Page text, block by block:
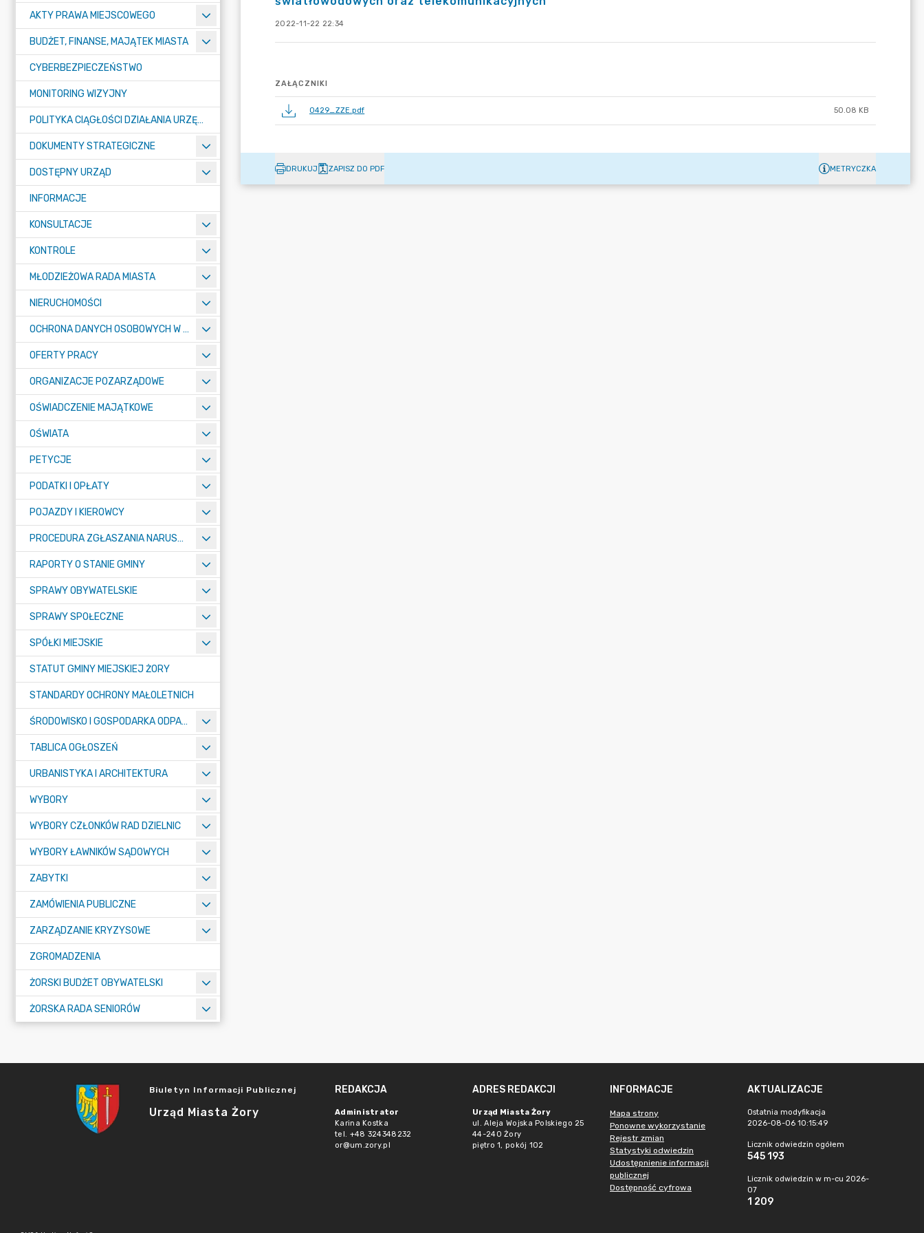
AKTY PRAWA MIEJSCOWEGO
BUDŻET, FINANSE, MAJĄTEK MIASTA
CYBERBEZPIECZEŃSTWO
MONITORING WIZYJNY
POLITYKA CIĄGŁOŚCI DZIAŁANIA URZĘDU MIASTA ŻORY
DOKUMENTY STRATEGICZNE
DOSTĘPNY URZĄD
INFORMACJE
KONSULTACJE
KONTROLE
MŁODZIEŻOWA RADA MIASTA
NIERUCHOMOŚCI
OCHRONA DANYCH OSOBOWYCH W URZĘDZIE MIASTA ŻORY - RODO
OFERTY PRACY
ORGANIZACJE POZARZĄDOWE
OŚWIADCZENIE MAJĄTKOWE
OŚWIATA
PETYCJE
PODATKI I OPŁATY
POJAZDY I KIEROWCY
PROCEDURA ZGŁASZANIA NARUSZEŃ PRAWA
RAPORTY O STANIE GMINY
SPRAWY OBYWATELSKIE
SPRAWY SPOŁECZNE
SPÓŁKI MIEJSKIE
STATUT GMINY MIEJSKIEJ ŻORY
STANDARDY OCHRONY MAŁOLETNICH
ŚRODOWISKO I GOSPODARKA ODPADAMI
TABLICA OGŁOSZEŃ
URBANISTYKA I ARCHITEKTURA
WYBORY
WYBORY CZŁONKÓW RAD DZIELNIC
WYBORY ŁAWNIKÓW SĄDOWYCH
ZABYTKI
ZAMÓWIENIA PUBLICZNE
ZARZĄDZANIE KRYZYSOWE
ZGROMADZENIA
ŻORSKI BUDŻET OBYWATELSKI
ŻORSKA RADA SENIORÓW
2022-11-22 22:34
ZAŁĄCZNIKI
0429_ZZE.pdf 50.08 KB
DRUKUJ ZAPISZ DO PDF METRYCZKA
Biuletyn Informacji Publicznej
Urząd Miasta Żory
REDAKCJA
Administrator
Karina Kostka
tel. +48 324348232
or@um.zory.pl
ADRES REDAKCJI
Urząd Miasta Żory
ul. Aleja Wojska Polskiego 25
44-240 Żory
piętro 1, pokój 102
INFORMACJE
Mapa strony
Ponowne wykorzystanie
Rejestr zmian
Statystyki odwiedzin
Udostępnienie informacji
publicznej
Dostępność cyfrowa
AKTUALIZACJE
Ostatnia modyfikacja
2026-08-06 10:15:49
Licznik odwiedzin ogółem
545 193
Licznik odwiedzin w m-cu 2026-
07
1 209